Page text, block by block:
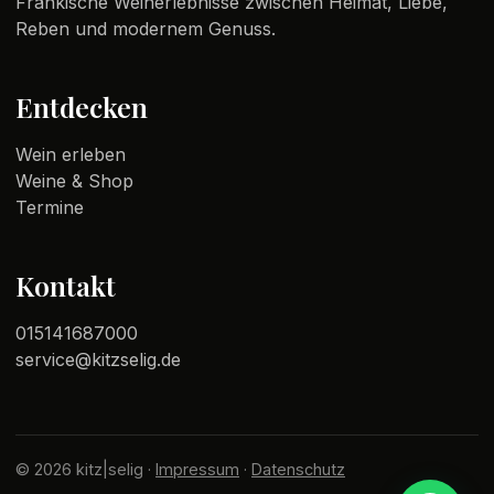
Reben und modernem Genuss.
Entdecken
Wein erleben
Weine & Shop
Termine
Kontakt
015141687000
service@kitzselig.de
© 2026 kitz|selig · Impressum · Datenschutz